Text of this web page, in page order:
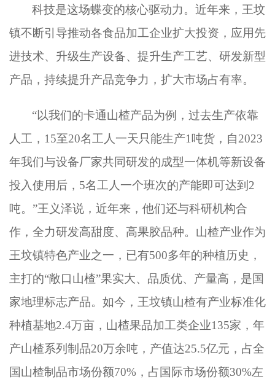
科技是这场蝶变的核心驱动力。近年来，王坟
镇不断引导推动各食品加工企业扩大投资，应用先
进技术、升级生产设备、提升生产工艺、研发新型
产品，持续提升产品竞争力，扩大市场占有率。
“以我们的卡通山楂产品为例，过去生产依靠
人工，15至20名工人一天只能生产1吨货，自2023
年我们与设备厂家共同研发的成型一体机等新设备
投入使用后，5名工人一个班次的产能即可达到2
吨。”王义泽说，近年来，他们还与科研机构合
作，全力研发高甜度、高果胶品种。山楂产业作为
王坟镇特色产业之一，已有500多年的种植历史，
主打的“敞口山楂”果实大、品质优、产量高，是国
家地理标志产品。如今，王坟镇山楂有产业标准化
种植基地2.4万亩，山楂果品加工类企业135家，年
产山楂系列制品20万余吨，产值达25.5亿元，占全
国山楂制品市场份额70%，占国际市场份额30%左